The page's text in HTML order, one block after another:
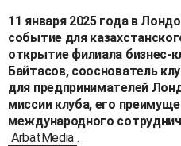
11 января 2025 года в
событие для
открытие филиала бизнес-
Байтасов, сооснователь
для предпринимателей
миссии клуба, его
международного
ArbatMedia .